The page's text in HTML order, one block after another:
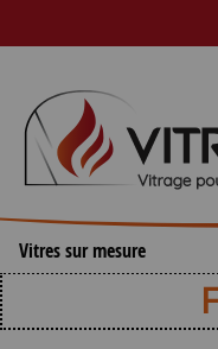
Vitres sur mesure